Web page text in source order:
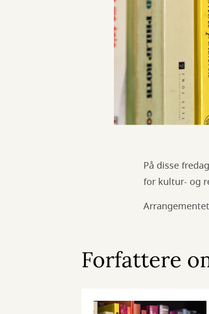
På disse
for kultur- og
Forfattere